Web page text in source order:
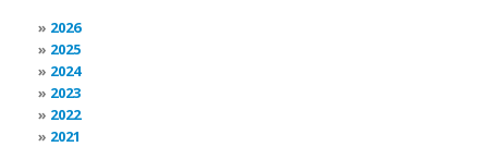
2026
2025
2024
2023
2022
2021